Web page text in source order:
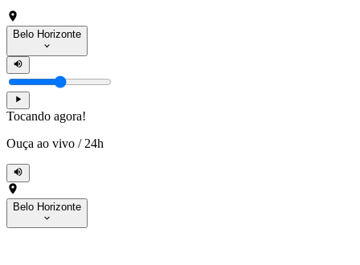
Belo Horizonte
Tocando agora!
Ouça ao vivo / 24h
Belo Horizonte